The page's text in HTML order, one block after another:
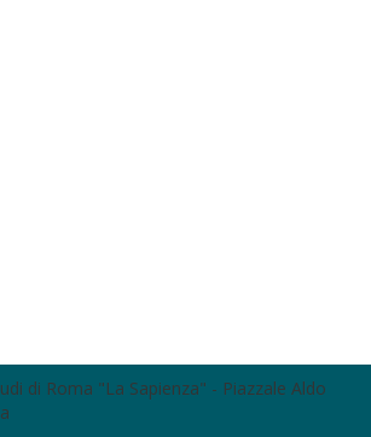
di Roma "La Sapienza" - Piazzale Aldo